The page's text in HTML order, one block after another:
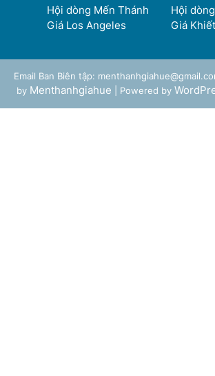
Hội dòng Mến Thánh
Giá Los Angeles
Hội
Giá
Email Ban Biên tập:
by Menthanhgiahue | Powered by